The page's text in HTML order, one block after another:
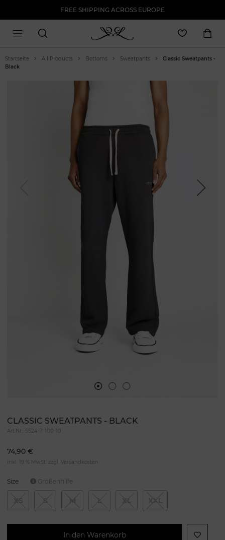
FREE SHIPPING ACROSS EUROPE
Startseite All Products Bottoms Sweatpants
Classic Sweatpants -
Black
Next
CLASSIC SWEATPANTS - BLACK
Art.Nr.: SS24-7-100-10
74,90 €
inkl. 19 % MwSt. zzgl. Versandkosten
Size Größenhilfe
In den Warenkorb